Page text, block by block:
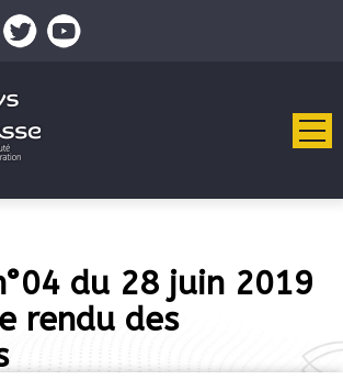
du 28 juin 2019
rendu des